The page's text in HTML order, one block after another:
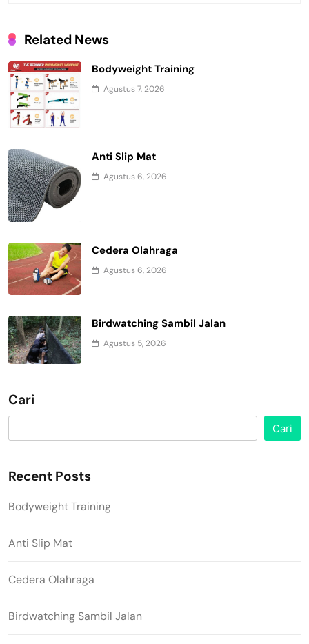
Related News
Bodyweight Training
Agustus 7, 2026
Anti Slip Mat
Agustus 6, 2026
Cedera Olahraga
Agustus 6, 2026
Birdwatching Sambil Jalan
Agustus 5, 2026
Cari
Cari
Recent Posts
Bodyweight Training
Anti Slip Mat
Cedera Olahraga
Birdwatching Sambil Jalan